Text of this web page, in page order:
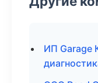
ИП Garage